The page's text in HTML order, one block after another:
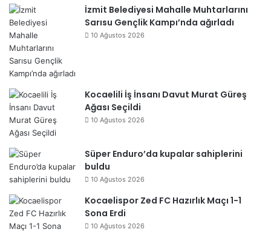
İzmit Belediyesi Mahalle Muhtarlarını
Sarısu Gençlik Kampı’nda ağırladı
10 Ağustos 2026
Kocaelili İş İnsanı Davut Murat Güreş
Ağası Seçildi
10 Ağustos 2026
Süper Enduro’da kupalar sahiplerini
buldu
10 Ağustos 2026
Kocaelispor Zed FC Hazırlık Maçı 1-1
Sona Erdi
10 Ağustos 2026